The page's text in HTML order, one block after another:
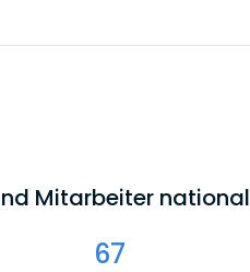
Mitarbeiter national
67